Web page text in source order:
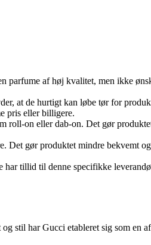
parfume af høj kvalitet, men ikke
at de hurtigt kan løbe tør for
pris eller billigere.
roll-on eller dab-on. Det gør
Det gør produktet mindre bekvemt
tillid til denne specifikke
stil har Gucci etableret sig som en